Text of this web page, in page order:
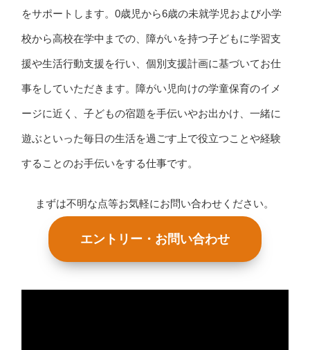
をサポートします。0歳児から6歳の未就学児および小学
校から高校在学中までの、障がいを持つ子どもに学習支
援や生活行動支援を行い、個別支援計画に基づいてお仕
事をしていただきます。障がい児向けの学童保育のイメ
ージに近く、子どもの宿題を手伝いやお出かけ、一緒に
遊ぶといった毎日の生活を過ごす上で役立つことや経験
することのお手伝いをする仕事です。
まずは不明な点等お気軽にお問い合わせください。
エントリー・お問い合わせ